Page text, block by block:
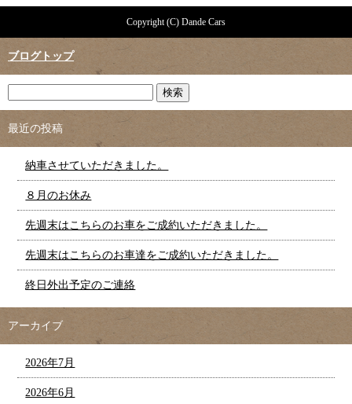
Copyright (C) Dande Cars
ブログトップ
最近の投稿
納車させていただきました。
８月のお休み
先週末はこちらのお車をご成約いただきました。
先週末はこちらのお車達をご成約いただきました。
終日外出予定のご連絡
アーカイブ
2026年7月
2026年6月